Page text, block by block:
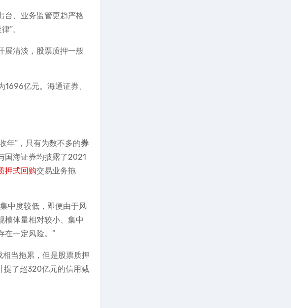
台、业务监管更趋严格
”。
展清淡，股票质押一般
亿元。海通证券、
年”，只有为数不多的券
国海证券均披露了2021
押式回购交易业务拖
中度较低，即便由于风
模体量相对较小、集中
在一定风险。”
相当拖累，但是股票质押
提了超320亿元的信用减